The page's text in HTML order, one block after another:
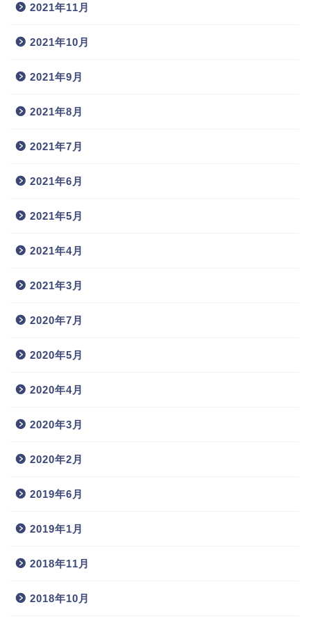
2021年11月
2021年10月
2021年9月
2021年8月
2021年7月
2021年6月
2021年5月
2021年4月
2021年3月
2020年7月
2020年5月
2020年4月
2020年3月
2020年2月
2019年6月
2019年1月
2018年11月
2018年10月